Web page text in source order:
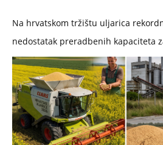
Na hrvatskom tržištu uljarica
nedostatak preradbenih kapaciteta